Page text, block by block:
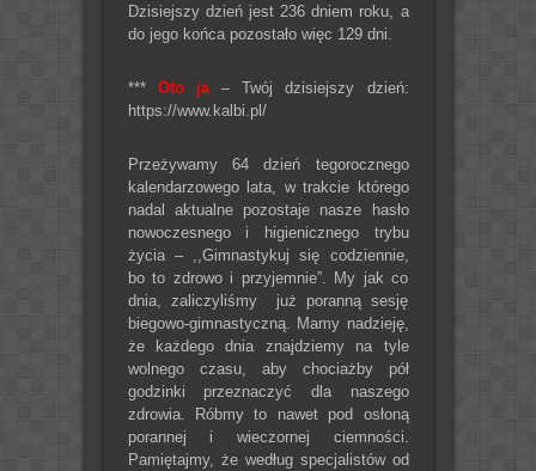
Dzisiejszy dzień jest 236 dniem roku, a
do jego końca pozostało więc 129 dni.
*** Oto ja– Twój dzisiejszy dzień:
https://www.kalbi.pl/
Przeżywamy 64 dzień tegorocznego
kalendarzowego lata, w trakcie którego
nadal aktualne pozostaje nasze hasło
nowoczesnego i higienicznego trybu
życia – ,,Gimnastykuj się codziennie,
bo to zdrowo i przyjemnie”. My jak co
dnia, zaliczyliśmy już poranną sesję
biegowo-gimnastyczną. Mamy nadzieję,
że każdego dnia znajdziemy na tyle
wolnego czasu, aby chociażby pół
godzinki przeznaczyć dla naszego
zdrowia. Róbmy to nawet pod osłoną
porannej i wieczornej ciemności.
Pamiętajmy, że według specjalistów od